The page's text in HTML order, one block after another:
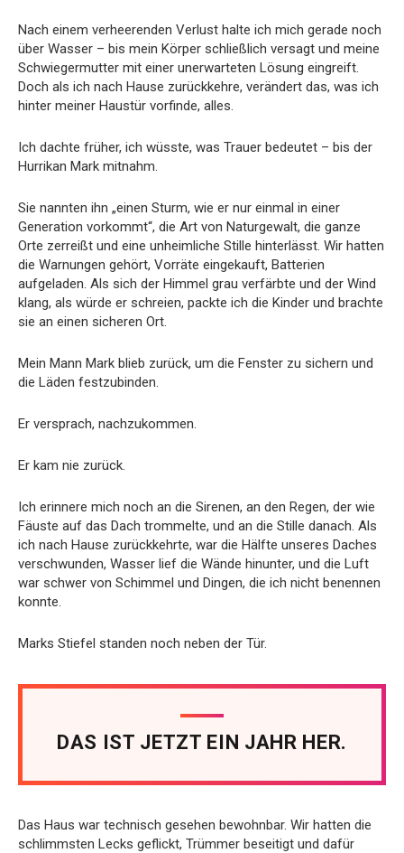
Nach einem verheerenden Verlust halte ich mich gerade noch
über Wasser – bis mein Körper schließlich versagt und meine
Schwiegermutter mit einer unerwarteten Lösung eingreift.
Doch als ich nach Hause zurückkehre, verändert das, was ich
hinter meiner Haustür vorfinde, alles.
Ich dachte früher, ich wüsste, was Trauer bedeutet – bis der
Hurrikan Mark mitnahm.
Sie nannten ihn „einen Sturm, wie er nur einmal in einer
Generation vorkommt“, die Art von Naturgewalt, die ganze
Orte zerreißt und eine unheimliche Stille hinterlässt. Wir hatten
die Warnungen gehört, Vorräte eingekauft, Batterien
aufgeladen. Als sich der Himmel grau verfärbte und der Wind
klang, als würde er schreien, packte ich die Kinder und brachte
sie an einen sicheren Ort.
Mein Mann Mark blieb zurück, um die Fenster zu sichern und
die Läden festzubinden.
Er versprach, nachzukommen.
Er kam nie zurück.
Ich erinnere mich noch an die Sirenen, an den Regen, der wie
Fäuste auf das Dach trommelte, und an die Stille danach. Als
ich nach Hause zurückkehrte, war die Hälfte unseres Daches
verschwunden, Wasser lief die Wände hinunter, und die Luft
war schwer von Schimmel und Dingen, die ich nicht benennen
konnte.
Marks Stiefel standen noch neben der Tür.
DAS IST JETZT EIN JAHR HER.
Das Haus war technisch gesehen bewohnbar. Wir hatten die
schlimmsten Lecks geflickt, Trümmer beseitigt und dafür